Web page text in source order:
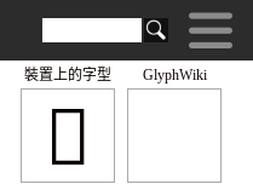
GlyphWiki
𡛶
裝置上的字型